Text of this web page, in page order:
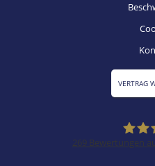
VERTRAG
269 Bewertungen